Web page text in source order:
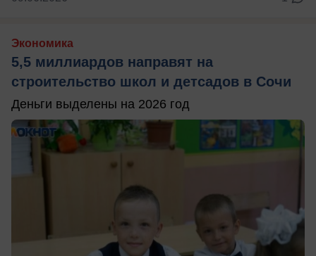
Экономика
5,5 миллиардов направят на
строительство школ и детсадов в Сочи
Деньги выделены на 2026 год